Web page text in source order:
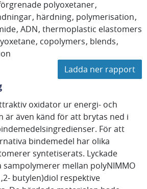
polyoxetaner
härdning polymerisation
ADN thermoplastic elastomers
copolymers blends
Ladda ner rapport
oxidator ur energi- och
är även känd för att brytas ned i
För att
bindemedel har olika
syntetiserats. Lyckade
mellan polyNIMMO
butylen)diol respektive